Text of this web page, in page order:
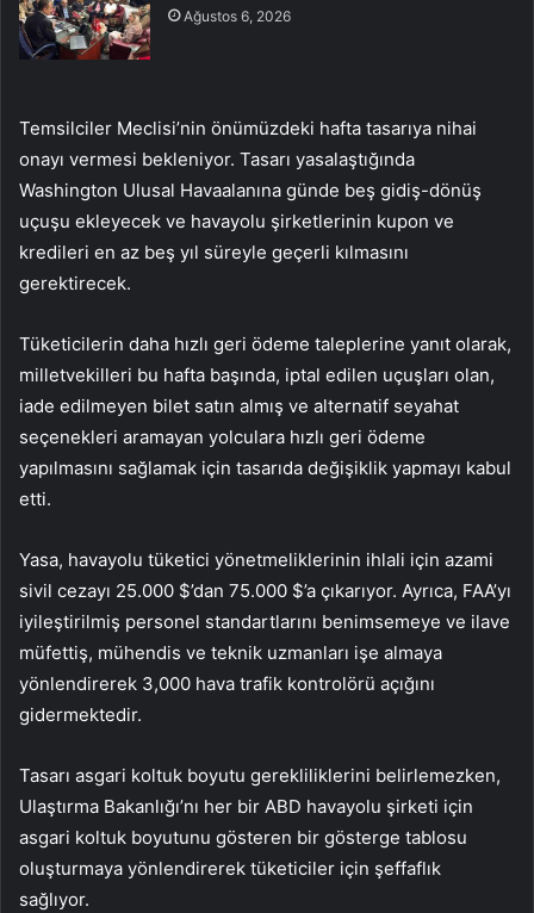
Ağustos 6, 2026
Temsilciler Meclisi’nin önümüzdeki hafta tasarıya nihai
onayı vermesi bekleniyor. Tasarı yasalaştığında
Washington Ulusal Havaalanına günde beş gidiş-dönüş
uçuşu ekleyecek ve havayolu şirketlerinin kupon ve
kredileri en az beş yıl süreyle geçerli kılmasını
gerektirecek.
Tüketicilerin daha hızlı geri ödeme taleplerine yanıt olarak,
milletvekilleri bu hafta başında, iptal edilen uçuşları olan,
iade edilmeyen bilet satın almış ve alternatif seyahat
seçenekleri aramayan yolculara hızlı geri ödeme
yapılmasını sağlamak için tasarıda değişiklik yapmayı kabul
etti.
Yasa, havayolu tüketici yönetmeliklerinin ihlali için azami
sivil cezayı 25.000 $’dan 75.000 $’a çıkarıyor. Ayrıca, FAA’yı
iyileştirilmiş personel standartlarını benimsemeye ve ilave
müfettiş, mühendis ve teknik uzmanları işe almaya
yönlendirerek 3,000 hava trafik kontrolörü açığını
gidermektedir.
Tasarı asgari koltuk boyutu gerekliliklerini belirlemezken,
Ulaştırma Bakanlığı’nı her bir ABD havayolu şirketi için
asgari koltuk boyutunu gösteren bir gösterge tablosu
oluşturmaya yönlendirerek tüketiciler için şeffaflık
sağlıyor.